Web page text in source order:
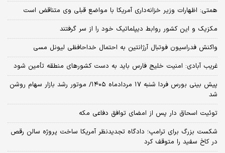
همتی: اظهارات وزیر خزانه‌داری آمریکا با مواضع قبلی وی متناقض است
مکزیک و این کشور روابط دیپلماتیک خود را از سر گرفتند
واکنش فدراسیون فوتبال آرژانتین به احتمال خداحافظی لیونل مسی
غریب آبادی: امنیت خلیج فارس باید به دست کشورهای منطقه تأمین شود
پیش بینی بورس فردا شنبه ۱۷ مردادماه ۱۴۰۵/ موتور رشد بازار سهام روشن
شد
توئیت اسحاق دار پس از امضای توافق دفاعی مکه
شکست بزرگ برای ترامپ؛ دادگاه تجدیدنظر آمریکا ساخت پروژه سالن رقص
در کاخ سفید را متوقف کرد